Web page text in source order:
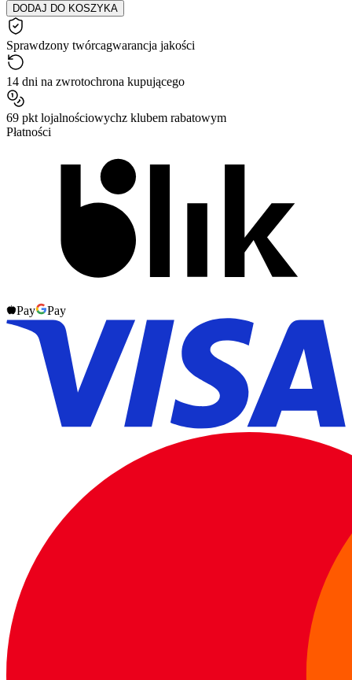
DODAJ DO KOSZYKA
Sprawdzony twórcagwarancja jakości
14 dni na zwrotochrona kupującego
69 pkt lojalnościowychz klubem rabatowym
Płatności
Pay Pay